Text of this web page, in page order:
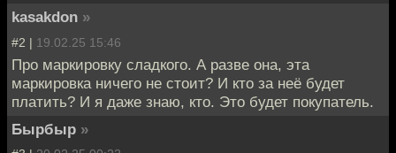
kasakdon »
#2 | 19.02.25 15:46
Про маркировку сладкого. А разве она, эта
маркировка ничего не стоит? И кто за неё будет
платить? И я даже знаю, кто. Это будет покупатель.
Бырбыр »